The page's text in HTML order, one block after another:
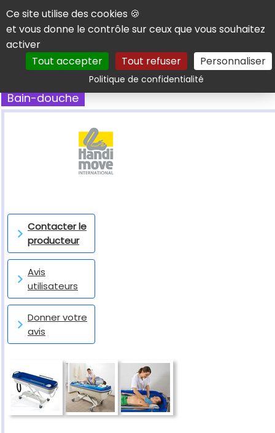
Panneau de gestion des cookies
Ce site utilise des cookies 🍪
et vous donne le contrôle sur ceux que vous souhaitez
activer
Tout accepter
Tout refuser Personnaliser
Politique de confidentialitéRechercher
Bain-douche
Contacter le
producteur
Avis
utilisateurs
Donner votre
avis